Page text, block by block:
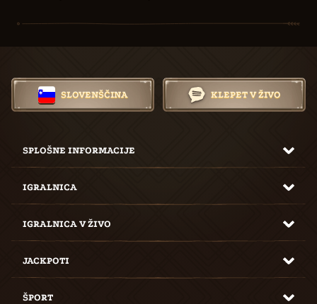
SLOVENŠČINA KLEPET V ŽIVO
SPLOŠNE INFORMACIJE
IGRALNICA
IGRALNICA V ŽIVO
JACKPOTI
ŠPORT